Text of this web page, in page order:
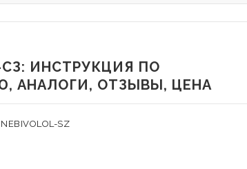
ИНСТРУКЦИЯ ПО
АНАЛОГИ, ОТЗЫВЫ, ЦЕНА
SZ